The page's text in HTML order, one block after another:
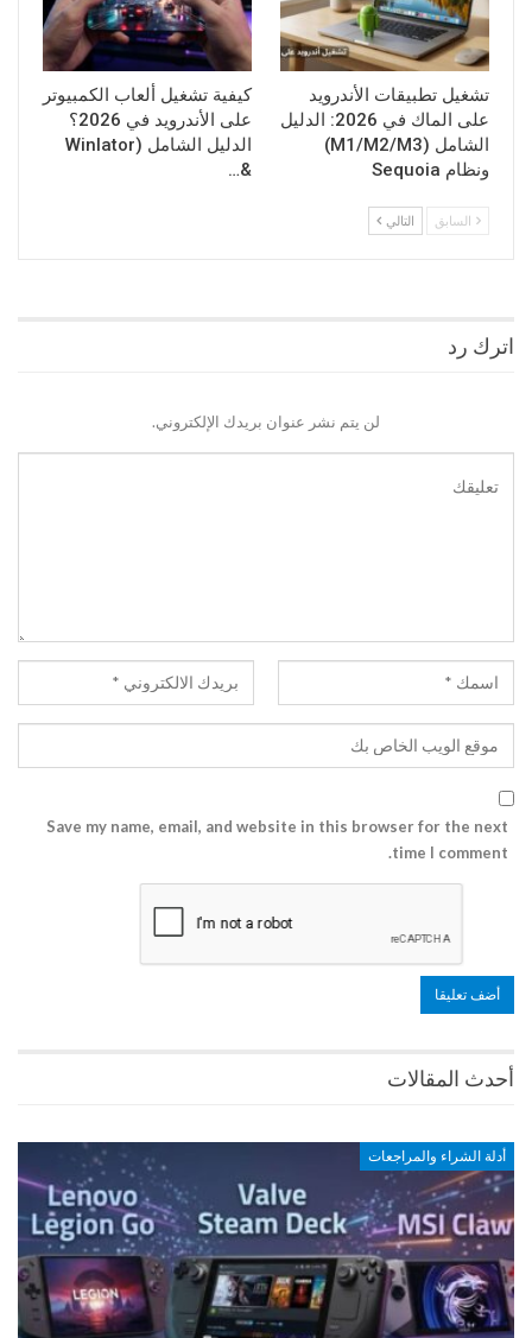
تشغيل تطبيقات الأندرويد
على الماك في 2026: الدليل
الشامل (M1/M2/M3)
ونظام Sequoia
كيفية تشغيل ألعاب الكمبيوتر
على الأندرويد في 2026؟
الدليل الشامل (Winlator
&…
السابق التالي
اترك رد
لن يتم نشر عنوان بريدك الإلكتروني.
Save my name, email, and website in this browser for the next
time I comment.
أحدث المقالات
أدلة الشراء والمراجعات